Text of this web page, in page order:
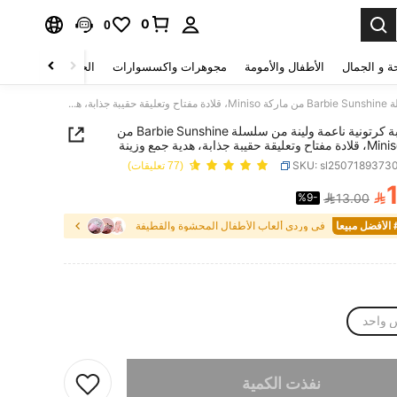
0
0
و الجمال الأطفال والأمومة مجوهرات واكسسوارات الحقائب والأمتعة
قلادة لعبة كرتونية ناعمة ولينة من سلسلة Barbie Sunshine من ماركة Miniso، قلادة مفتاح وتعليقة حقيبة جذابة، هدية جمع وزينة
قلادة لعبة كرتونية ناعمة ولينة من سلسلة Barbie Sunshine من
SKU: (77 تعليقات)
PRICE AND 
13.00
%9-
في وردي ألعاب الأطفال المحشوة والقطيفة
واحد
نفذت الكمية